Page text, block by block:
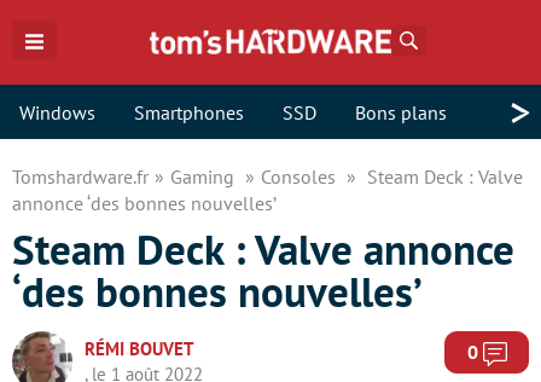
Windows Smartphones SSD Bons plans >
Tomshardware.fr Gaming Consoles
Steam Deck : Valve
annonce ‘des bonnes nouvelles’
Steam Deck : Valve annonce
‘des bonnes nouvelles’
RÉMI BOUVET
, le 1 août 2022
0